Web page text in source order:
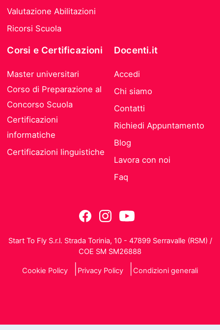
Valutazione Abilitazioni
Ricorsi Scuola
Corsi e Certificazioni
Master universitari
Corso di Preparazione al
Concorso Scuola
Certificazioni
informatiche
Certificazioni linguistiche
Docenti.it
Accedi
Chi siamo
Contatti
Richiedi Appuntamento
Blog
Lavora con noi
Faq
Start To Fly S.r.l. Strada Torinia, 10 - 47899 Serravalle (RSM) /
COE SM SM26888
Cookie Policy Privacy Policy Condizioni generali